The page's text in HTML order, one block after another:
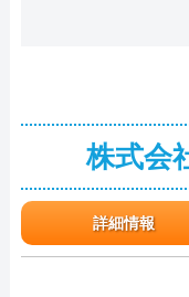
株式会
詳細情報